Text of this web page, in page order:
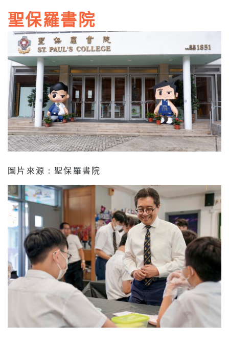
聖保羅書院
圖片來源 : 聖保羅書院